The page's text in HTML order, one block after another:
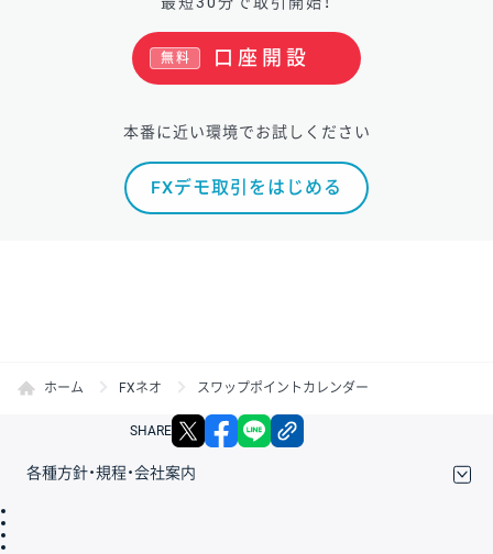
口座開設
無料
本番に近い環境でお試しください
FXデモ取引をはじめる
ホーム FXネオ スワップポイントカレンダー
SHARE X facebook
各種方針・規程・会社案内